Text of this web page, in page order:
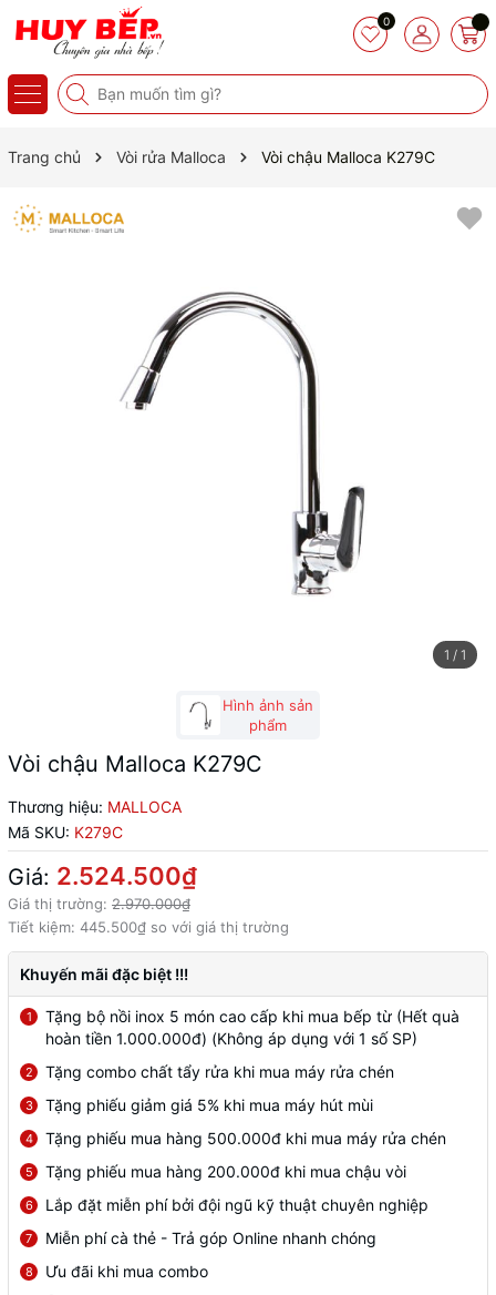
0
Trang chủ Vòi rửa Malloca Vòi chậu Malloca K279C
1 / 1
Hình ảnh sản
phẩm
Vòi chậu Malloca K279C
Thương hiệu: MALLOCA
Mã SKU: K279C
Giá: 2.524.500₫
Giá thị trường: 2.970.000₫
Tiết kiệm: 445.500₫ so với giá thị trường
Khuyến mãi đặc biệt !!!
1
Tặng bộ nồi inox 5 món cao cấp khi mua bếp từ (Hết quà
hoàn tiền 1.000.000đ) (Không áp dụng với 1 số SP)
2 Tặng combo chất tẩy rửa khi mua máy rửa chén
3 Tặng phiếu giảm giá 5% khi mua máy hút mùi
4 Tặng phiếu mua hàng 500.000đ khi mua máy rửa chén
5 Tặng phiếu mua hàng 200.000đ khi mua chậu vòi
6 Lắp đặt miễn phí bởi đội ngũ kỹ thuật chuyên nghiệp
7 Miễn phí cà thẻ - Trả góp Online nhanh chóng
8 Ưu đãi khi mua combo